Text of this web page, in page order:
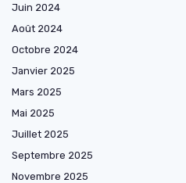
Juin 2024
Août 2024
Octobre 2024
Janvier 2025
Mars 2025
Mai 2025
Juillet 2025
Septembre 2025
Novembre 2025